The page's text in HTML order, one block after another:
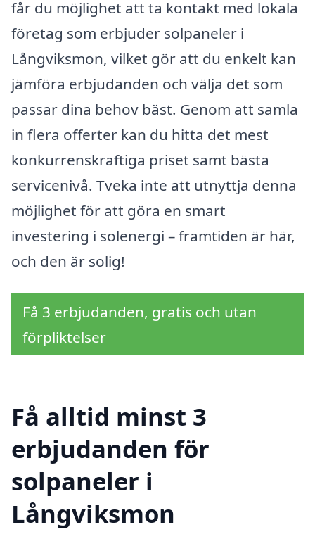
får du möjlighet att ta kontakt med lokala
företag som erbjuder solpaneler i
Långviksmon, vilket gör att du enkelt kan
jämföra erbjudanden och välja det som
passar dina behov bäst. Genom att samla
in flera offerter kan du hitta det mest
konkurrenskraftiga priset samt bästa
servicenivå. Tveka inte att utnyttja denna
möjlighet för att göra en smart
investering i solenergi – framtiden är här,
och den är solig!
Få 3 erbjudanden, gratis och utan
förpliktelser
Få alltid minst 3
erbjudanden för
solpaneler i
Långviksmon